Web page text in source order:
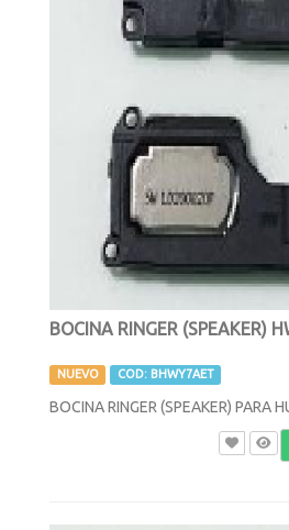
BOCINA RINGER (SPEAKER)
NUEVO COD: BHWY7AET
BOCINA RINGER (SPEAKER) PARA